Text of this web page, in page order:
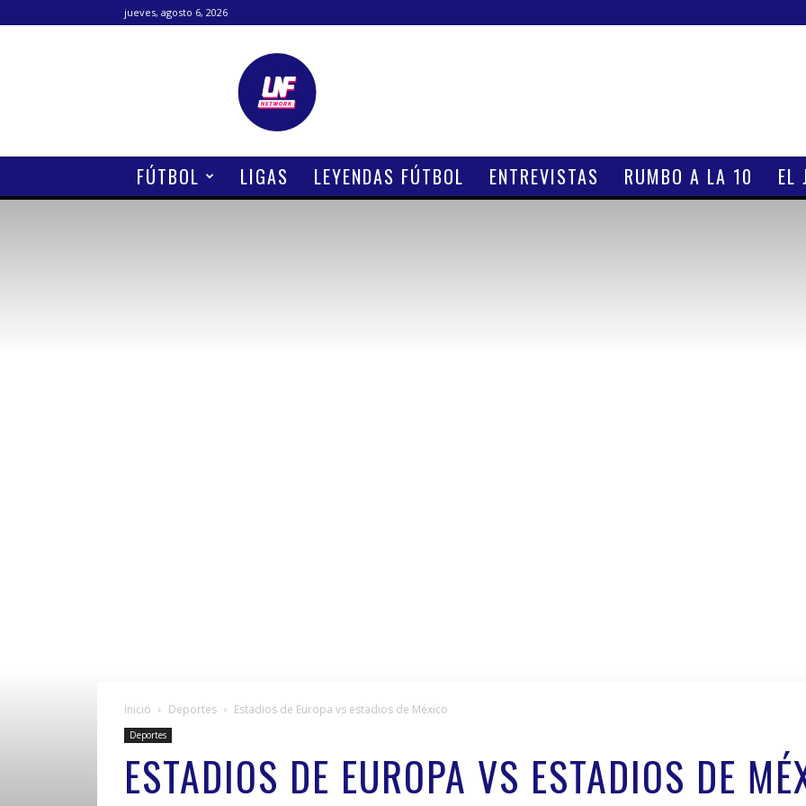
jueves, agosto 6, 2026
Lanetafutbolera
FÚTBOL LIGAS LEYENDAS FÚTBOL ENTREVISTAS RUMBO A LA 10 EL
Inicio Deportes Estadios de Europa vs estadios de México
Deportes
ESTADIOS DE EUROPA VS ESTADIOS DE